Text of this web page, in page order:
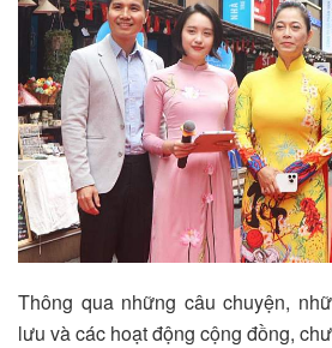
Thông qua những câu chuyện,
lưu và các hoạt động cộng đồng,